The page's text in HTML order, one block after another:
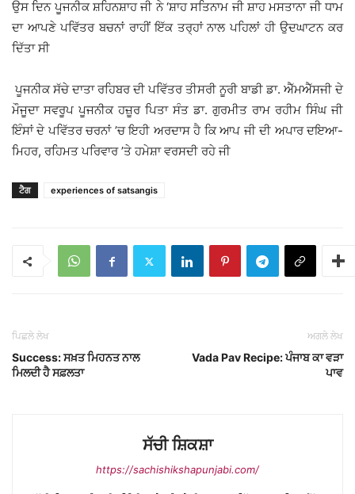
ਉਸ ਦਿਨ ਪੂਜਨੀਕ ਸ਼ਹਿਨਸ਼ਾਹ ਜੀ ਨੇ ‘ਸ਼ਾਹ ਸਤਿਨਾਮ ਜੀ ਸ਼ਾਹ ਮਸਤਾਨਾ ਜੀ ਧਾਮ
ਦਾ ਆਪਣੇ ਪਵਿੱਤਰ ਬਚਨਾਂ ਰਾਹੀਂ ਇੱਕ ਤਰ੍ਹਾਂ ਨਾਲ ਪਹਿਲਾਂ ਹੀ ਉਦਘਾਟਨ ਕਰ
ਦਿੱਤਾ ਸੀ
ਪੂਜਨੀਕ ਸੱਚੇ ਦਾਤਾ ਰਹਿਬਰ ਦੀ ਪਵਿੱਤਰ ਤੀਸਰੀ ਨੂਰੀ ਬਾਡੀ ਡਾ. ਐੱਮਐੱਸਜੀ ਦੇ
ਮੌਜੂਦਾ ਸਵਰੂਪ ਪੂਜਨੀਕ ਹਜ਼ੂਰ ਪਿਤਾ ਸੰਤ ਡਾ. ਗੁਰਮੀਤ ਰਾਮ ਰਹੀਮ ਸਿੰਘ ਜੀ
ਇੰਸਾਂ ਦੇ ਪਵਿੱਤਰ ਚਰਨਾਂ ’ਚ ਇਹੀ ਅਰਦਾਸ ਹੈ ਕਿ ਆਪ ਜੀ ਦੀ ਅਪਾਰ ਦਇਆ-
ਮਿਹਰ, ਰਹਿਮਤ ਪਰਿਵਾਰ ’ਤੇ ਹਮੇਸ਼ਾ ਵਰਸਦੀ ਰਹੇ ਜੀ
ਟੈਗ experiences of satsangis
ਪਿਛਲੇ ਲੇਖ
Success: ਸਖ਼ਤ ਮਿਹਨਤ ਨਾਲ
ਮਿਲਦੀ ਹੈ ਸਫ਼ਲਤਾ
ਅਗਲੇ ਲੇਖ
Vada Pav Recipe: ਪੰਜਾਬ ਕਾ ਵੜਾ
ਪਾਵ
ਸੱਚੀ ਸ਼ਿਕਸ਼ਾ
https://sachishikshapunjabi.com/